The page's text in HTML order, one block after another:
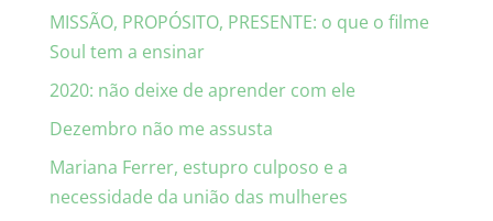
MISSÃO, PROPÓSITO, PRESENTE: o que o filme
Soul tem a ensinar
2020: não deixe de aprender com ele
Dezembro não me assusta
Mariana Ferrer, estupro culposo e a
necessidade da união das mulheres